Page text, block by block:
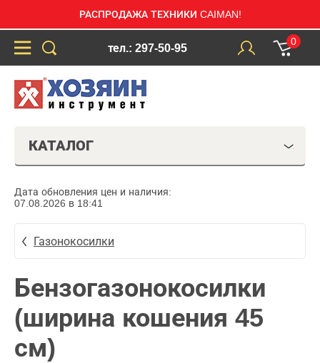
РАСПРОДАЖА ТЕХНИКИ CAIMAN!
тел.: 297-50-95
0
КАТАЛОГ
Дата обновления цен и наличия:
07.08.2026 в 18:41
Газонокосилки
Бензогазонокосилки
(ширина кошения 45
см)